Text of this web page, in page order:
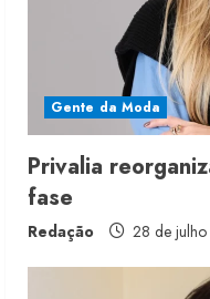
Gente da Moda
Privalia
fase
Redação 28 de